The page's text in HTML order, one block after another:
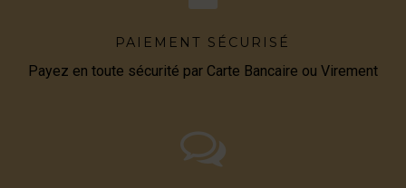
PAIEMENT SÉCURISÉ
Payez en toute sécurité par Carte Bancaire ou Virement